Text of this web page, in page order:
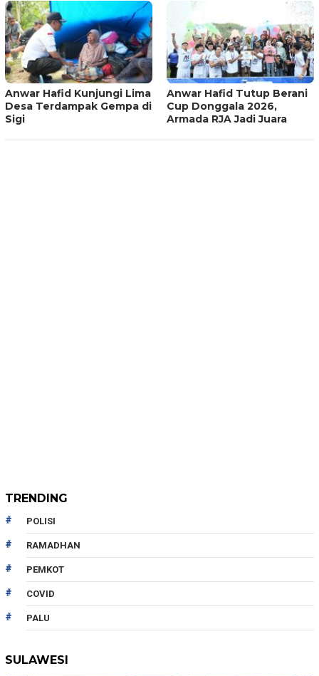
Anwar Hafid Kunjungi Lima
Desa Terdampak Gempa di
Sigi
Anwar Hafid Tutup Berani
Cup Donggala 2026,
Armada RJA Jadi Juara
TRENDING
POLISI
RAMADHAN
PEMKOT
COVID
PALU
SULAWESI